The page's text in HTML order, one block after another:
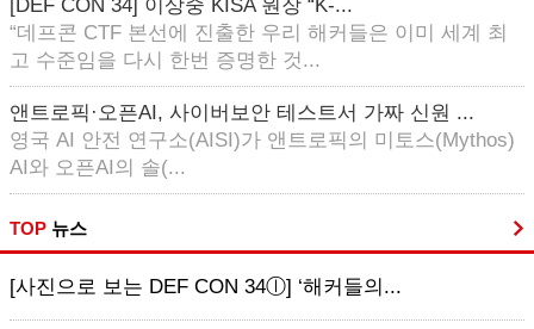
[DEF CON 34] 이상중 KISA 원장 “K-...
“데프콘 CTF 본선에 진출한 우리 해커들은 이미 세계 최
고 수준임을 다시 한번 증명한 것...
앤트로픽·오픈AI, 사이버보안 테스트서 가짜 신원 ...
영국 AI 안전 연구소(AISI)가 앤트로픽의 미토스(Mythos)
AI와 오픈AI의 솔(...
TOP 뉴스
[사진으로 보는 DEF CON 34ⓛ] ‘해커들의...